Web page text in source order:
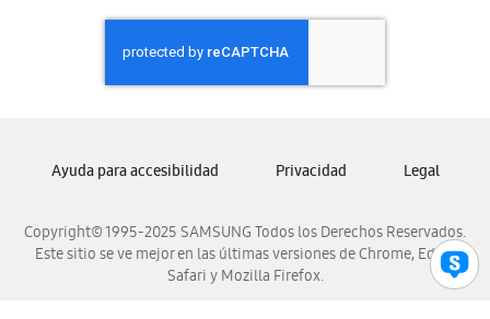
Samsung Honduras
Samsung Nicaragua
Samsung Panamá
Samsung Venezuela
Copyright© 1995-2025 SAMSUNG Todos los Derechos Reservados.
Este sitio se ve mejor en las últimas versiones de Chrome, Edge,
Safari y Mozilla Firefox.
Ayuda para accesibilidad Privacidad Legal